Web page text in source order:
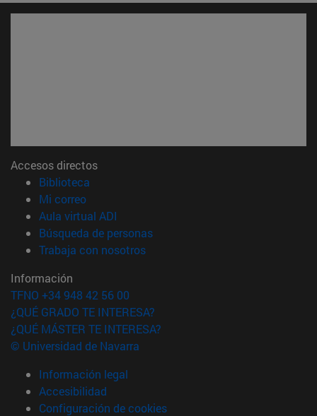
Accesos directos
Biblioteca
Mi correo(abre en nueva ventana)
Aula virtual ADI
Búsqueda de personas(abre en nueva ventana)
Trabaja con nosotros(abre en nueva ventana)
Información
TFNO +34 948 42 56 00
¿QUÉ GRADO TE INTERESA?
¿QUÉ MÁSTER TE INTERESA?
© Universidad de Navarra
Información legal
Accesibilidad
Configuración de cookies